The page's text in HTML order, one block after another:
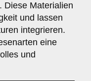
Diese Materialien
und lassen
integrieren.
eine
und